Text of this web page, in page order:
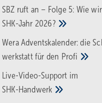
SBZ ruft an – Folge 5: Wie
SHK-Jahr 2026?
Wera Adventskalender: die
werk­statt für den Pro­fi
Live-Video-Support im
SHK-Handwerk